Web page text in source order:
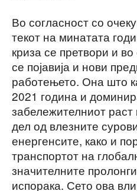
Во согласност со
текот на минатата
криза се претвори и
се појавија и нови
работењето. Она што
2021 година и
забележителниот
дел од влезните
енергенсите, како и
транспортот на
значителните
испорака. Сето ова